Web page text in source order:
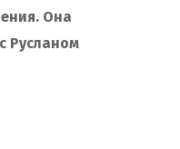
Она
Русланом